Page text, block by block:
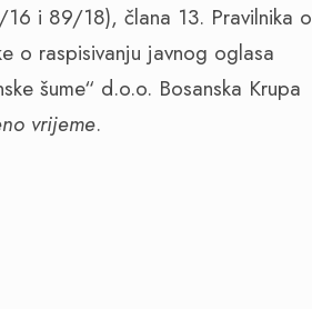
i 89/18), člana 13. Pravilnika o
o raspisivanju javnog oglasa
šume“ d.o.o. Bosanska Krupa
vrijeme.